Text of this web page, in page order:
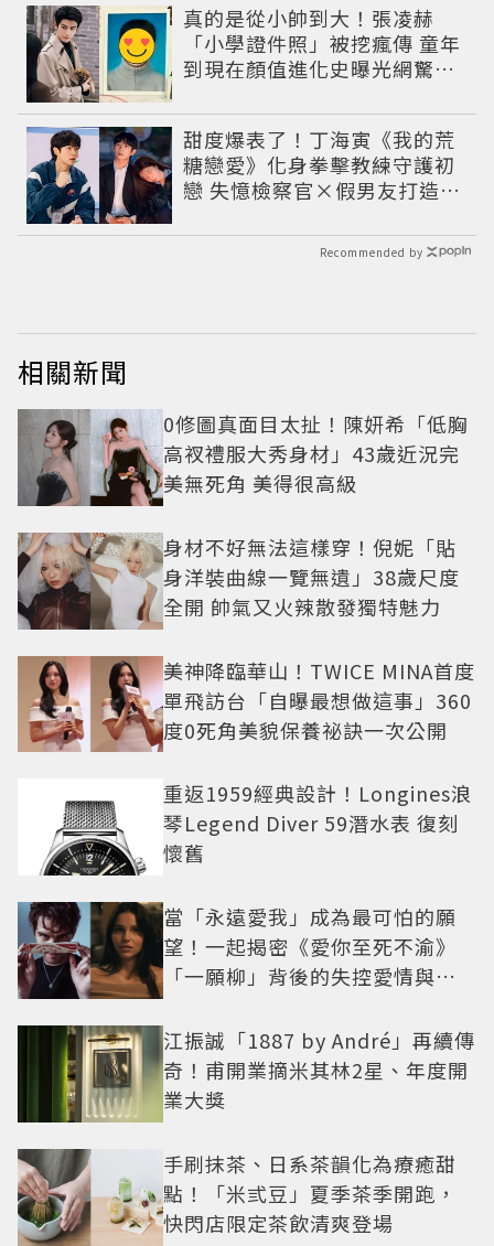
真的是從小帥到大！張凌赫
「小學證件照」被挖瘋傳 童年
到現在顏值進化史曝光網驚：
甜度爆表了！丁海寅《我的荒
糖戀愛》化身拳擊教練守護初
戀 失憶檢察官×假男友打造今
Recommended by
相關新聞
0修圖真面目太扯！陳妍希「低胸
高衩禮服大秀身材」43歲近況完
美無死角 美得很高級
身材不好無法這樣穿！倪妮「貼
身洋裝曲線一覽無遺」38歲尺度
全開 帥氣又火辣散發獨特魅力
美神降臨華山！TWICE MINA首度
單飛訪台「自曝最想做這事」360
度0死角美貌保養祕訣一次公開
重返1959經典設計！Longines浪
琴Legend Diver 59潛水表 復刻
懷舊
當「永遠愛我」成為最可怕的願
望！一起揭密《愛你至死不渝》
「一願柳」背後的失控愛情與爆
江振誠「1887 by André」再續傳
奇！甫開業摘米其林2星、年度開
業大獎
手刷抹茶、日系茶韻化為療癒甜
點！「米弎豆」夏季茶季開跑，
快閃店限定茶飲清爽登場